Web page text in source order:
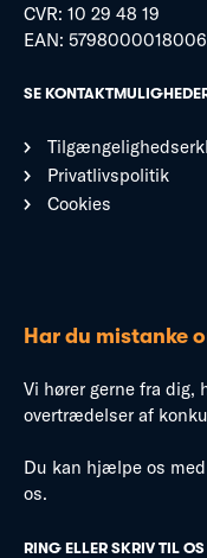
CVR: 10 29 48 19
EAN: 5798000018006
SE
Privatlivspolitik
Cookies
Har du mistanke
Vi hører gerne fra dig,
overtrædelser af
Du kan hjælpe os
os.
RING ELLER SKRIV TIL